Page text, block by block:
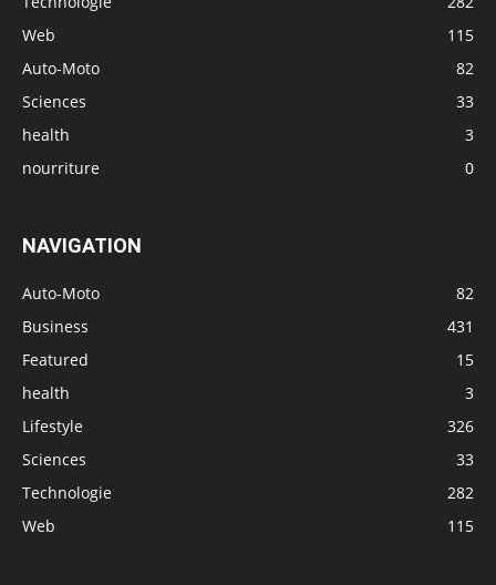
Web
115
Auto-Moto
82
Sciences
33
health
3
nourriture
0
NAVIGATION
Auto-Moto
82
Business
431
Featured
15
health
3
Lifestyle
326
Sciences
33
Technologie
282
Web
115